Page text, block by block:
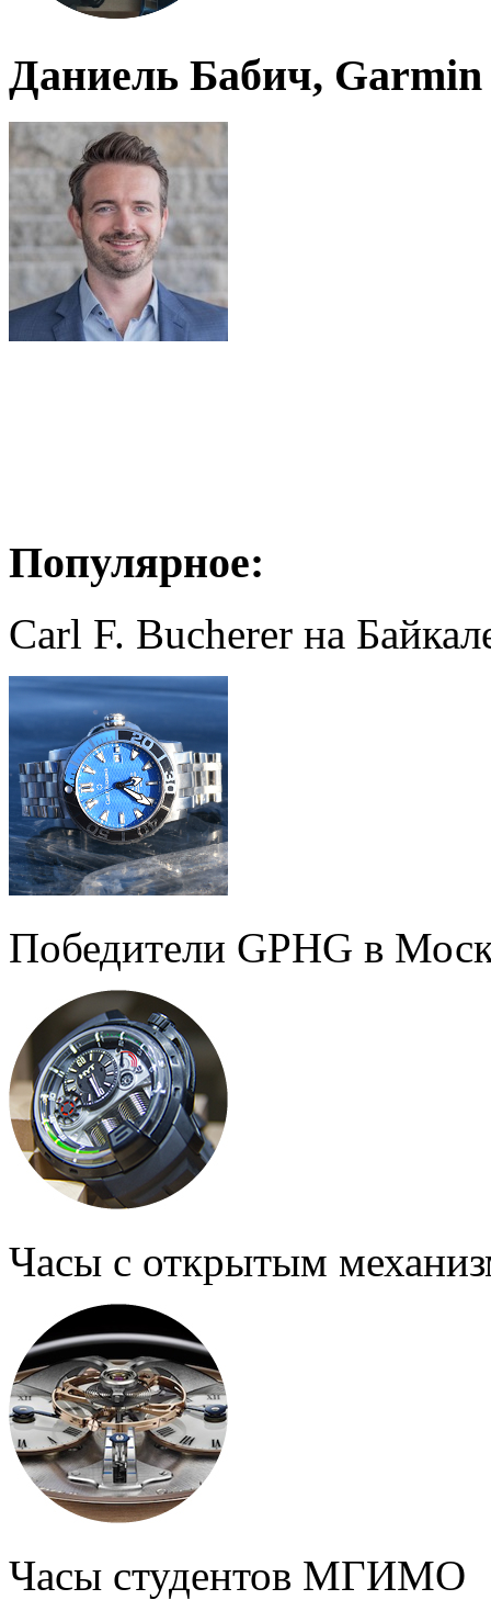
Даниель Бабич, Garmin
Популярное:
Carl F. Bucherer на
Победители GPHG в
Часы с открытым
Часы студентов МГИМО